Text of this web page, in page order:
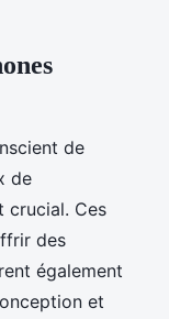
de
de
crucial. Ces
des
également
et